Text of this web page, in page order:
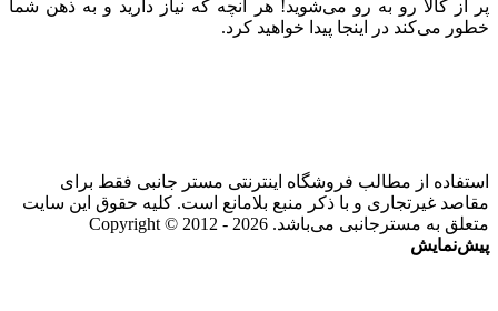
پر از کالا رو به رو می‌شوید! هر آنچه که نیاز دارید و به ذهن شما
خطور می‌کند در اینجا پیدا خواهید کرد.
استفاده از مطالب فروشگاه اینترنتی مستر جانبی فقط برای
مقاصد غیرتجاری و با ذکر منبع بلامانع است. کلیه حقوق این سایت
متعلق به مسترجانبی می‌باشد. Copyright © 2012 - 2026
پیش‌نمایش